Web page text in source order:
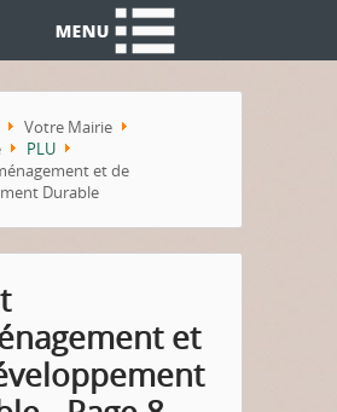
Votre Mairie
PLU
et de
Durable
et